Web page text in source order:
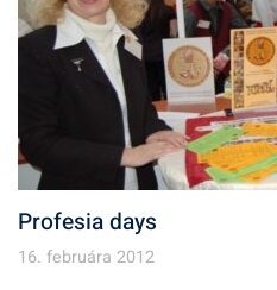
Profesia days
16. februára 2012